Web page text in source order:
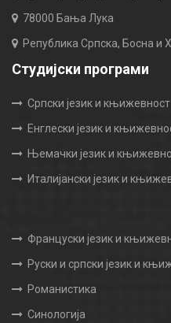
78000 Бања Лука
Република Српска, Босна и
Студијски програми
Српски језик и књижевност
Енглески језик и
Њемачки језик и
Италијански језик и
Француски језик и
Руски и српски језик и
Романистика
Синологија